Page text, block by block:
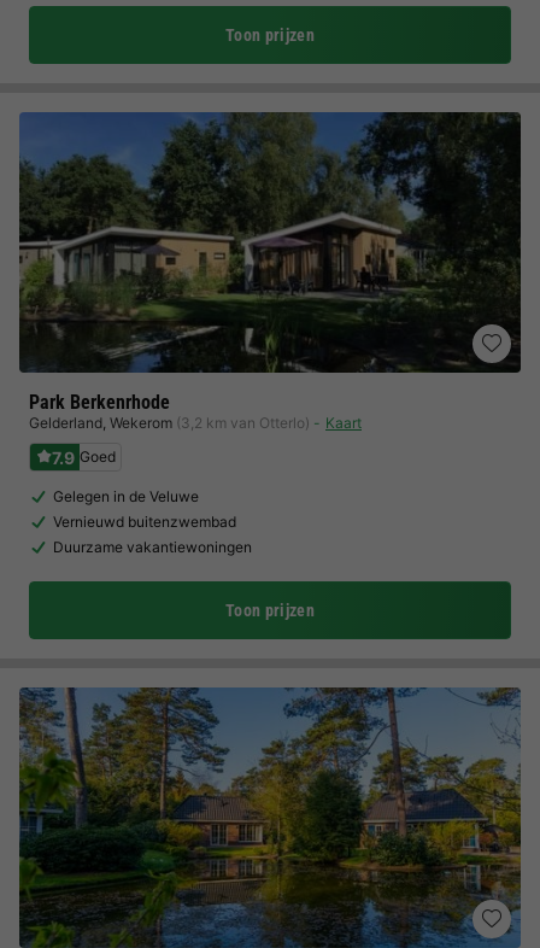
Toon prijzen
Park Berkenrhode
Gelderland, Wekerom (3,2 km van Otterlo) Kaart
7.9 Goed
Gelegen in de Veluwe
Vernieuwd buitenzwembad
Duurzame vakantiewoningen
Toon prijzen